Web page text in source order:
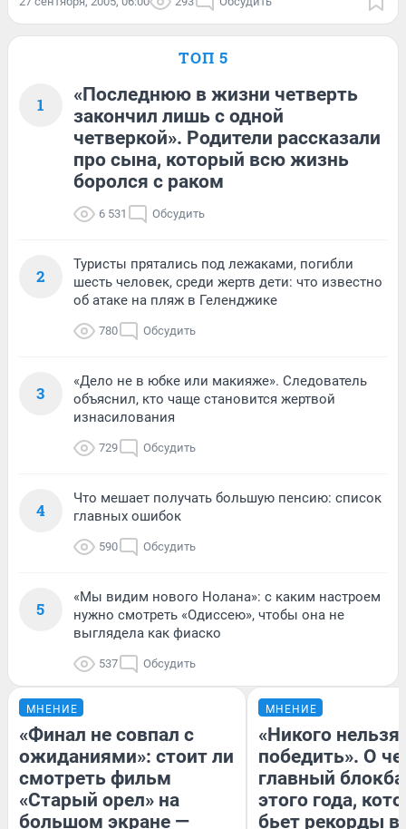
ТОП 5
1
«Последнюю в жизни четверть
закончил лишь с одной
четверкой». Родители рассказали
про сына, который всю жизнь
боролся с раком
6 531 Обсудить
2
Туристы прятались под лежаками, погибли
шесть человек, среди жертв дети: что известно
об атаке на пляж в Геленджике
780 Обсудить
3
«Дело не в юбке или макияже». Следователь
объяснил, кто чаще становится жертвой
изнасилования
729 Обсудить
4
Что мешает получать большую пенсию: список
главных ошибок
590 Обсудить
5
«Мы видим нового Нолана»: с каким настроем
нужно смотреть «Одиссею», чтобы она не
выглядела как фиаско
537 Обсудить
МНЕНИЕ
«Финал не совпал с
ожиданиями»: стоит ли
смотреть фильм
«Старый орел» на
большом экране —
МНЕНИЕ
«Никого нельзя
победить». О
главный
этого года,
бьет рекорды в